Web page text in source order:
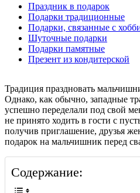
Праздник в подарок
Подарки традиционные
Подарки, связанные с
Шуточные подарки
Подарки памятные
Презент из кондитерской
Традиция праздновать
Однако, как обычно, западные
успешно переделали под свой
не принято ходить в гости с
получив приглашение, друзья
подарок на мальчишник перед
Содержание: